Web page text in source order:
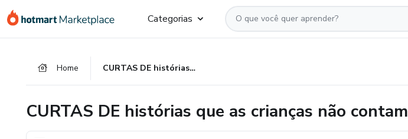
para
para
para
Categorias
Home CURTAS DE histórias que as crianças não contam
CURTAS DE histórias que as crianças não contam